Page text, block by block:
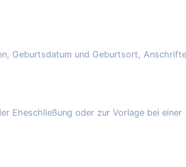
Geburtsdatum und Geburtsort,
Eheschließung oder zur Vorlage bei einer